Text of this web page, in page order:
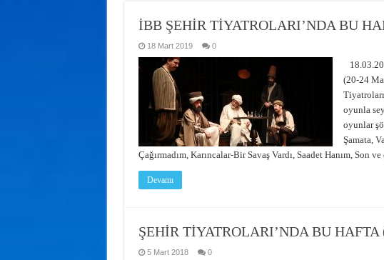
İBB ŞEHİR TİYATROLARI’NDA BU
18 Mart 2019 0
(20-24
oyunla
oyunlar
Şamata,
Çağırmadım, Karıncalar-Bir Savaş Vardı, Saadet Hanım,
Devamı
ŞEHİR TİYATROLARI’NDA BU HAFTA
5 Mart 2018 0